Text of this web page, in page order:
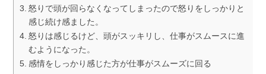
怒りで頭が回らなくなってしまったので怒りをしっかりと
感じ続け感ました。
怒りは感じるけど、頭がスッキリし、仕事がスムースに進
むようになった。
感情をしっかり感じた方が仕事がスムーズに回る